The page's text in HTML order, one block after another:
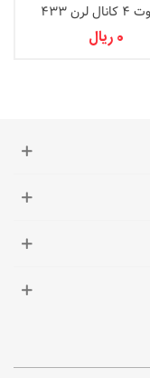
ریموت 4 کانال لرن 433
0 ریال